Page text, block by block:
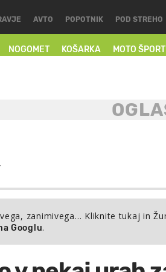
NOGOMET KOŠARKA MOTO ŠPORTI
AVTO POPOTNIK POD STREHO
zanimivega… Kliknite tukaj in
Googlu.